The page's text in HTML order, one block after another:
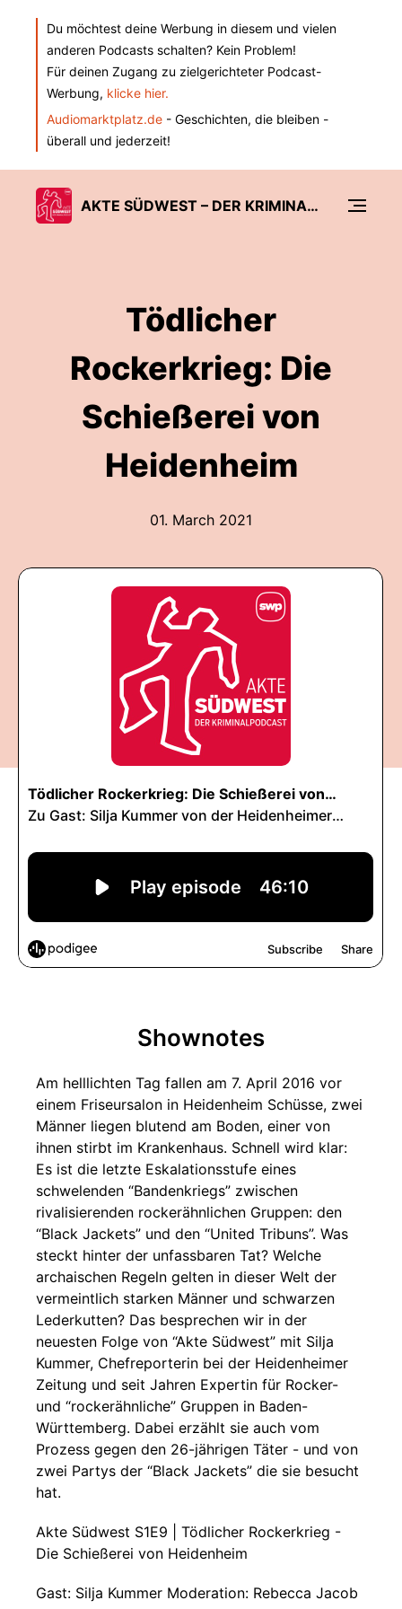
Du möchtest deine Werbung in diesem und vielen
anderen Podcasts schalten? Kein Problem!
Für deinen Zugang zu zielgerichteter Podcast-
Werbung, klicke hier.
Audiomarktplatz.de - Geschichten, die bleiben -
überall und jederzeit!
AKTE SÜDWEST – DER KRIMINALPODCAST DER SÜDWEST PRESSE
Tödlicher
Rockerkrieg: Die
Schießerei von
Heidenheim
01. March 2021
Shownotes
Am helllichten Tag fallen am 7. April 2016 vor
einem Friseursalon in Heidenheim Schüsse, zwei
Männer liegen blutend am Boden, einer von
ihnen stirbt im Krankenhaus. Schnell wird klar:
Es ist die letzte Eskalationsstufe eines
schwelenden “Bandenkriegs” zwischen
rivalisierenden rockerähnlichen Gruppen: den
“Black Jackets” und den “United Tribuns”. Was
steckt hinter der unfassbaren Tat? Welche
archaischen Regeln gelten in dieser Welt der
vermeintlich starken Männer und schwarzen
Lederkutten? Das besprechen wir in der
neuesten Folge von “Akte Südwest” mit Silja
Kummer, Chefreporterin bei der Heidenheimer
Zeitung und seit Jahren Expertin für Rocker-
und “rockerähnliche” Gruppen in Baden-
Württemberg. Dabei erzählt sie auch vom
Prozess gegen den 26-jährigen Täter - und von
zwei Partys der “Black Jackets” die sie besucht
hat.
Akte Südwest S1E9 | Tödlicher Rockerkrieg -
Die Schießerei von Heidenheim
Gast: Silja Kummer Moderation: Rebecca Jacob